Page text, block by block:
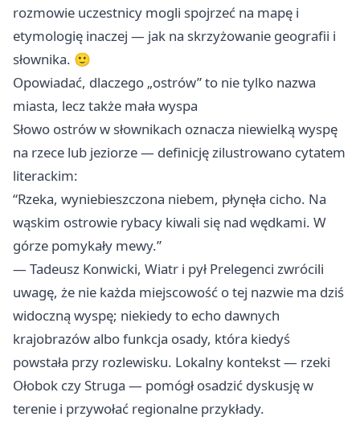
rozmowie uczestnicy mogli spojrzeć na mapę i
etymologię inaczej — jak na skrzyżowanie geografii i
słownika. 🙂
Opowiadać, dlaczego „ostrów” to nie tylko nazwa
miasta, lecz także mała wyspa
Słowo ostrów w słownikach oznacza niewielką wyspę
na rzece lub jeziorze — definicję zilustrowano cytatem
literackim:
“Rzeka, wyniebieszczona niebem, płynęła cicho. Na
wąskim ostrowie rybacy kiwali się nad wędkami. W
górze pomykały mewy.”
— Tadeusz Konwicki, Wiatr i pył Prelegenci zwrócili
uwagę, że nie każda miejscowość o tej nazwie ma dziś
widoczną wyspę; niekiedy to echo dawnych
krajobrazów albo funkcja osady, która kiedyś
powstała przy rozlewisku. Lokalny kontekst — rzeki
Ołobok czy Struga — pomógł osadzić dyskusję w
terenie i przywołać regionalne przykłady.